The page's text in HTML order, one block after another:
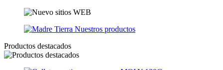
Productos destacados